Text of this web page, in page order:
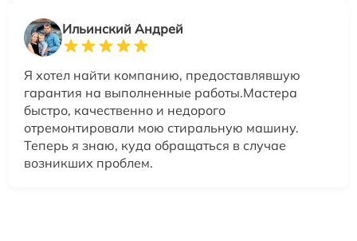
Ильинский Андрей
Я хотел найти компанию, предоставлявшую
гарантия на выполненные работы.Мастера
быстро, качественно и недорого
отремонтировали мою стиральную машину.
Теперь я знаю, куда обращаться в случае
возникших проблем.